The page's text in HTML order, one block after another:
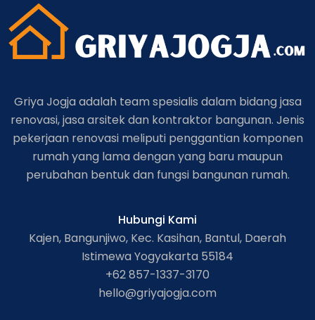
Griya Jogja adalah team spesialis dalam bidang jasa
renovasi, jasa arsitek dan kontraktor bangunan. Jenis
pekerjaan renovasi meliputi penggantian komponen
rumah yang lama dengan yang baru maupun
perubahan bentuk dan fungsi bangunan rumah.
Hubungi Kami
Kajen, Bangunjiwo, Kec. Kasihan, Bantul, Daerah
Istimewa Yogyakarta 55184
+62 857-1337-3170
hello@griyajogja.com